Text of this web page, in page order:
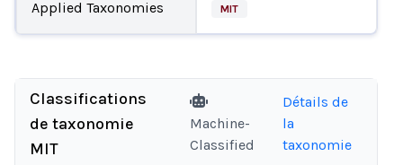
Applied Taxonomies MIT
Classifications
de taxonomie
MIT
Machine-
Classified
Détails de
la
taxonomie